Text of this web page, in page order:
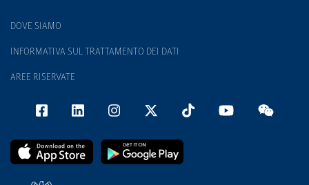
DOVE SIAMO
INFORMATIVA SUL TRATTAMENTO DEI DATI
AREE RISERVATE